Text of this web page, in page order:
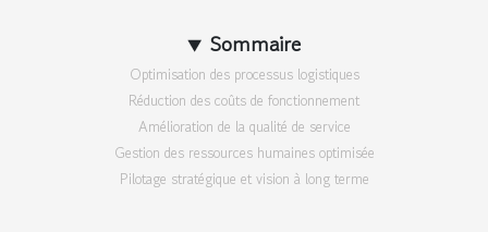
Sommaire
Optimisation des processus logistiques
Réduction des coûts de fonctionnement
Amélioration de la qualité de service
Gestion des ressources humaines optimisée
Pilotage stratégique et vision à long terme